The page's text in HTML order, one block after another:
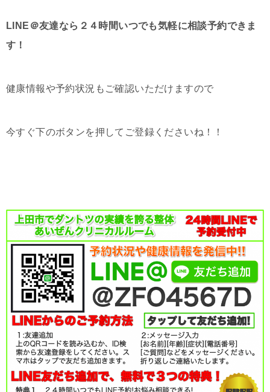
LINE＠友達なら２４時間いつでも気軽に相談予約できま
す！
健康情報や予約状況もご確認いただけますので
今すぐ下のボタンを押してご登録くださいね！！